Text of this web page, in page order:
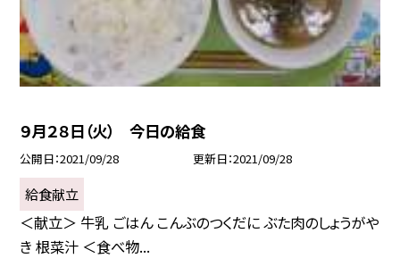
９月２８日（火） 今日の給食
公開日 2021/09/28 更新日 2021/09/28
給食献立
＜献立＞ 牛乳 ごはん こんぶのつくだに ぶた肉のしょうがや
き 根菜汁 ＜食べ物...